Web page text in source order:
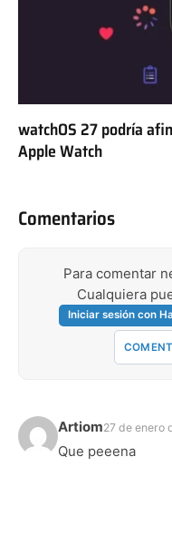
watchOS 27 podría
Apple Watch
Comentarios
Para comentar
Cualquiera
Iniciar sesión con
Artiom27 de enero
Que peeena